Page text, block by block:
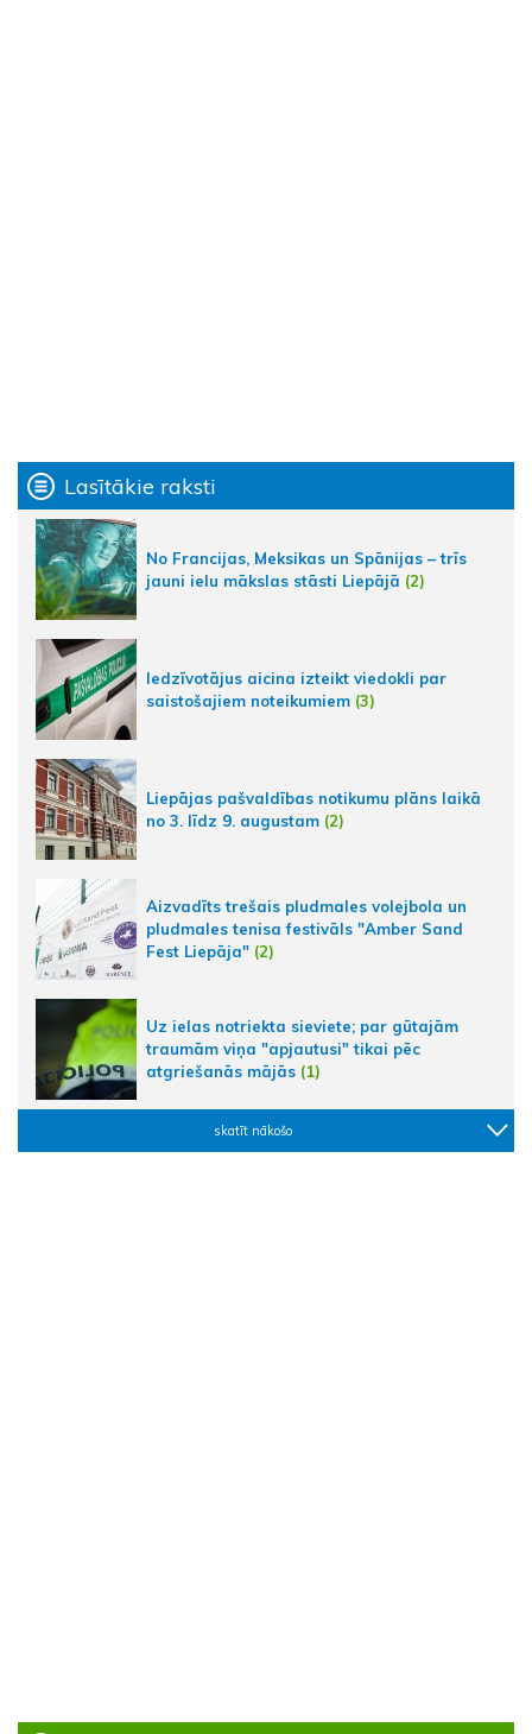
Lasītākie raksti
No Francijas, Meksikas un Spānijas – trīs
jauni ielu mākslas stāsti Liepājā (2)
Iedzīvotājus aicina izteikt viedokli par
saistošajiem noteikumiem (3)
Liepājas pašvaldības notikumu plāns laikā
no 3. līdz 9. augustam (2)
Aizvadīts trešais pludmales volejbola un
pludmales tenisa festivāls "Amber Sand
Fest Liepāja" (2)
Uz ielas notriekta sieviete; par gūtajām
traumām viņa "apjautusi" tikai pēc
atgriešanās mājās (1)
skatīt nākošo